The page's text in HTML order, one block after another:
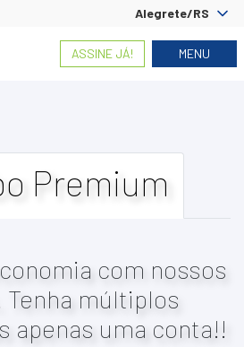
Alegrete/RS
ASSINE JÁ! MENU
Premium
com nossos
Tenha múltiplos
apenas uma conta!!